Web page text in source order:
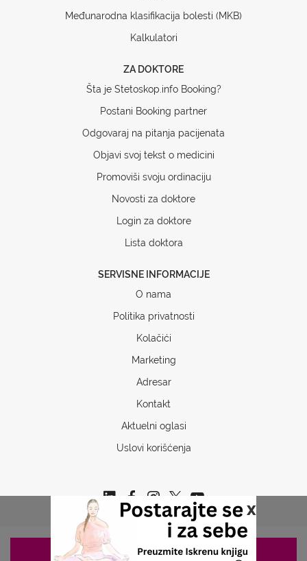
x
Međunarodna klasifikacija bolesti (MKB)
Kalkulatori
ZA DOKTORE
Šta je Stetoskop.info Booking?
Postani Booking partner
Odgovaraj na pitanja pacijenata
Objavi svoj tekst o medicini
Promoviši svoju ordinaciju
Novosti za doktore
Login za doktore
Lista doktora
SERVISNE INFORMACIJE
O nama
Politika privatnosti
Kolačići
Marketing
Adresar
Kontakt
Aktuelni oglasi
Uslovi korišćenja
ZAKAZIVANJE 063/687-460